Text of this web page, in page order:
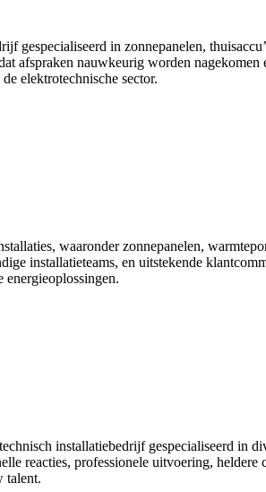
in zonnepanelen,
afspraken nauwkeurig worden
elektrotechnische sector.
waaronder zonnepanelen,
installatieteams, en uitstekende
installatiebedrijf gespecialiseerd in
reacties, professionele uitvoering,
talent.